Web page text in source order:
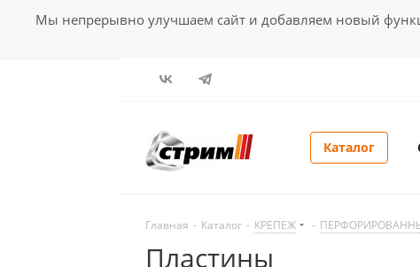
Мы непрерывно улучшаем сайт и добавляем новый
Каталог
Главная - Каталог - КРЕПЕЖ -
Пластины